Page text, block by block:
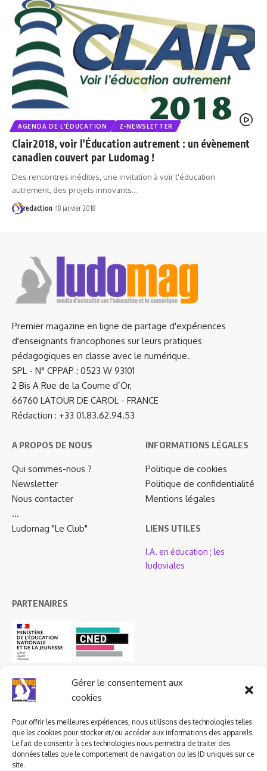
Gérer le consentement aux
cookies
Pour offrir les meilleures expériences, nous utilisons des technologies telles
que les cookies pour stocker et/ou accéder aux informations des appareils.
Le fait de consentir à ces technologies nous permettra de traiter des
données telles que le comportement de navigation ou les ID uniques sur ce
site.
AGENDA DE L'ÉDUCATION Z-NEWSLETTER
Clair2018, voir l’Éducation autrement : un évènement
canadien couvert par Ludomag !
Des rencontres inédites, une invitation à voir l'éducation
autrement, des projets innovants…
redaction 18 janvier 2018
Premier magazine en ligne de partage d'expériences
d'enseignants francophones sur leurs pratiques
pédagogiques en classe avec le numérique.
SPL - N° CPPAP : 0523 W 93101
2 Bis A Rue de la Coume d’Or,
66760 LATOUR DE CAROL - FRANCE
Rédaction : +33 01.83.62.94.53
A PROPOS DE NOUS
Qui sommes-nous ?
Newsletter
Nous contacter
…
Ludomag "Le Club"
INFORMATIONS LÉGALES
Politique de cookies
Politique de confidentialité
Mentions légales
LIENS UTILES
I.A. en éducation ; les
ludoviales
PARTENAIRES